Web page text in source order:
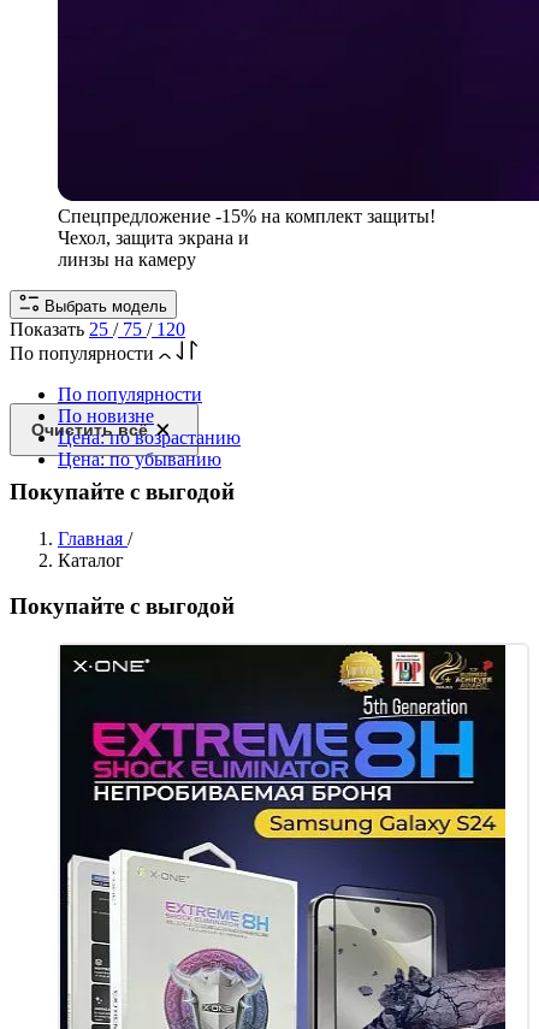
Спецпредложение -15% на комплект защиты!
Чехол, защита экрана и
линзы на камеру
Выбрать модель
Показать 25 / 75 / 120
По популярности
По популярности
По новизне
Цена: по возрастанию
Цена: по убыванию
Очистить всё
Покупайте с выгодой
Главная /
Каталог
Покупайте с выгодой